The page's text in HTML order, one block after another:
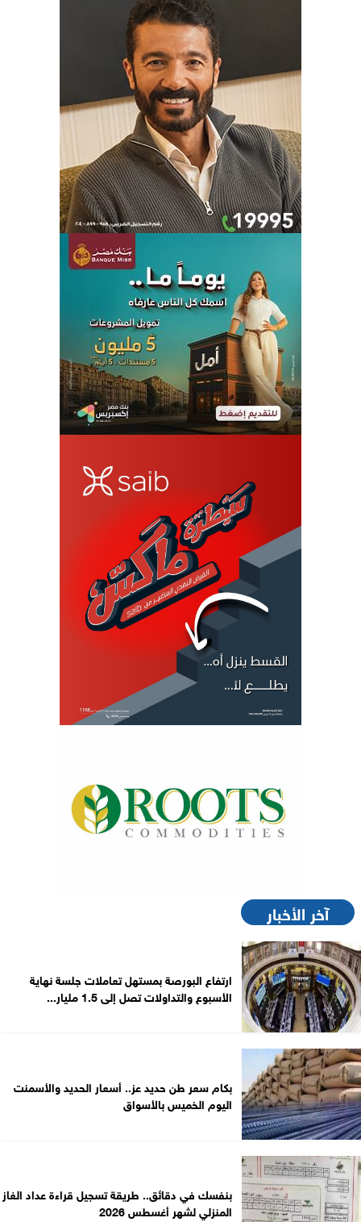
آخر الأخبار
ارتفاع البورصة بمستهل تعاملات جلسة نهاية
الأسبوع والتداولات تصل إلى 1.5 مليار...
بكام سعر طن حديد عز.. أسعار الحديد والأسمنت
اليوم الخميس بالأسواق
بنفسك في دقائق.. طريقة تسجيل قراءة عداد الغاز
المنزلي لشهر أغسطس 2026